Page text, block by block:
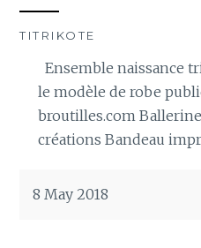
TITRIKOTE
Ensemble naissance
le modèle de robe
broutilles.com
créations Bandeau
8 May 2018